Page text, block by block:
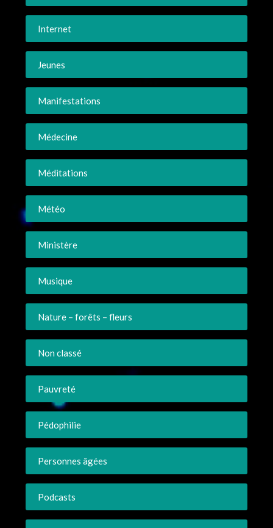
Internet
Jeunes
Manifestations
Médecine
Méditations
Météo
Ministère
Musique
Nature – forêts – fleurs
Non classé
Pauvreté
Pédophilie
Personnes âgées
Podcasts